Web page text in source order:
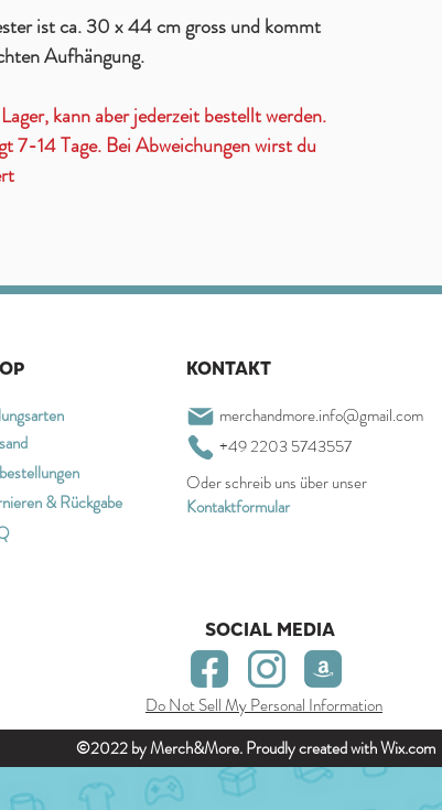
ist ca. 30 x 44 cm gross und kommt
Aufhängung.
kann aber jederzeit bestellt werden.
7-14 Tage. Bei Abweichungen wirst du
& Rückgabe
KONTAKT
merchandmore.info@gmail.com
+49 2203 5743557
Oder schreib uns über unser
Kontaktformular
SOCIAL MEDIA
Do Not Sell My Personal Information
©2022 by Merch&More. Proudly created withWix.com